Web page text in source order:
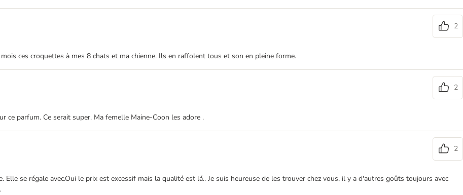
2
ces croquettes à mes 8 chats et ma chienne. Ils en raffolent tous et son en pleine forme.
2
parfum. Ce serait super. Ma femelle Maine-Coon les adore .
2
se régale avec.Oui le prix est excessif mais la qualité est lá.. Je suis heureuse de les trouver chez vous, il y a d'autres goûts toujours avec